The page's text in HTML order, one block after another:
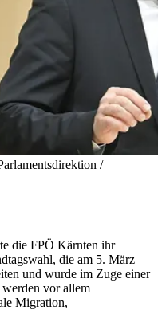
/
die FPÖ Kärnten ihr
die am 5. März
und wurde im Zuge einer
vor allem
Migration,